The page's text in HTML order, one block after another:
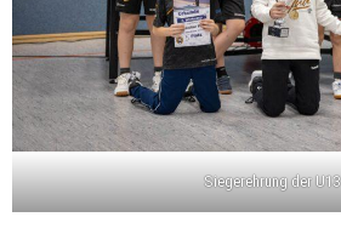
Siegerehrung der U13